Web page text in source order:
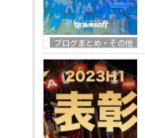
ブログまとめ・その他